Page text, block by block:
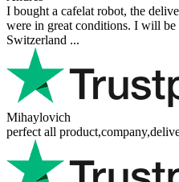
I bought a cafelat robot, the
were in great conditions. I will
Switzerland ...
Mihaylovich
perfect all